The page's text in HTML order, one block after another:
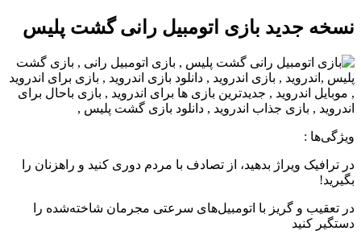
نسخه جدید بازی اتومبیل رانی گشت پلیس
ویژگی‌ها :
در ترافیک ویراژ بدهید، از تصادف با مردم دوری کنید و راهزنان را
بگیرید!
در تعقیب و گریز با اتومبیل‌های سرعتی مجرمان شاخته‌شده را
دستگیر کنید